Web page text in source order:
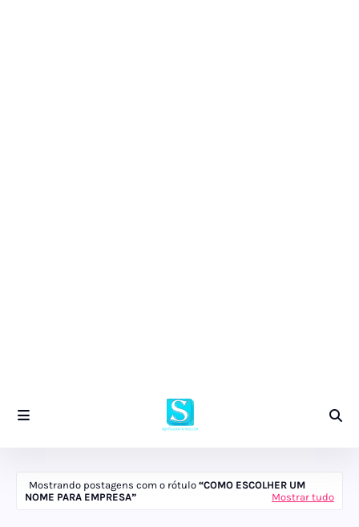
Mostrando postagens com o rótulo COMO ESCOLHER UM
NOME PARA EMPRESA
Mostrar tudo